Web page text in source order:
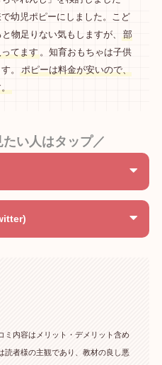
幼児ポピーにしました。こど
物足りない気もしますが、
部
てます。知育おもちゃは子供
。
ポピーは料金が安いので、
い人はタップ／
ミ内容はメリット・デメリット含め
読者様の主観であり、教材の良し悪